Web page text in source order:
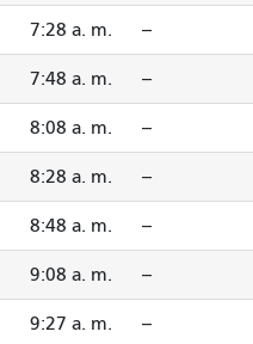
7:28 a. m. --
7:48 a. m. --
8:08 a. m. --
8:28 a. m. --
8:48 a. m. --
9:08 a. m. --
9:27 a. m. --